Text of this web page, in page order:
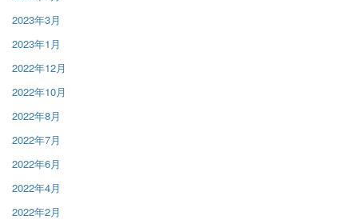
2023年3月
2023年1月
2022年12月
2022年10月
2022年8月
2022年7月
2022年6月
2022年4月
2022年2月